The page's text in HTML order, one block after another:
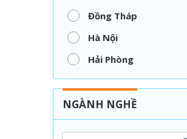
Đồng Tháp
Hà Nội
Hải Phòng
Nghệ An
Thái Nguyên
NGÀNH NGHỀ